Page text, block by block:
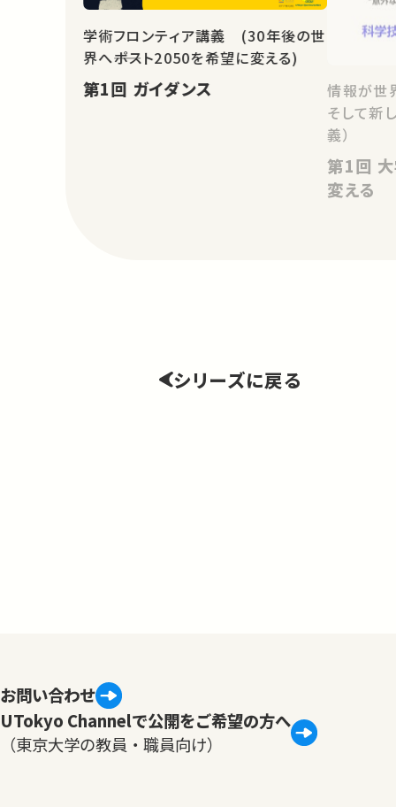
学術フロンティア講義 (30年後の世
界へ――ポスト2050を希望に変える)
第1回 ガイダンス
情報が世
そして新
義）
第1回 大学と情報-情報が学問を
変える
シリーズに戻る
お問い合わせ
UTokyo Channelで公開をご希望の方へ
（東京大学の教員・職員向け）